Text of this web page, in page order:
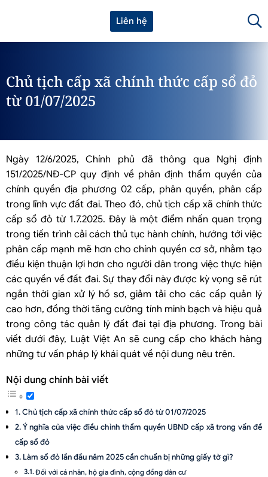
Liên hệ
Chủ tịch cấp xã chính thức cấp sổ đỏ
từ 01/07/2025
Ngày 12/6/2025, Chính phủ đã thông qua Nghị định
151/2025/NĐ-CP quy định về phân định thẩm quyền của
chính quyền địa phương 02 cấp, phân quyền, phân cấp
trong lĩnh vực đất đai. Theo đó, chủ tịch cấp xã chính thức
cấp sổ đỏ từ 1.7.2025. Đây là một điểm nhấn quan trọng
trong tiến trình cải cách thủ tục hành chính, hướng tới việc
phân cấp mạnh mẽ hơn cho chính quyền cơ sở, nhằm tạo
điều kiện thuận lợi hơn cho người dân trong việc thực hiện
các quyền về đất đai. Sự thay đổi này được kỳ vọng sẽ rút
ngắn thời gian xử lý hồ sơ, giảm tải cho các cấp quản lý
cao hơn, đồng thời tăng cường tính minh bạch và hiệu quả
trong công tác quản lý đất đai tại địa phương. Trong bài
viết dưới đây, Luật Việt An sẽ cung cấp cho khách hàng
những tư vấn pháp lý khái quát về nội dung nêu trên.
Nội dung chính bài viết
Chủ tịch cấp xã chính thức cấp sổ đỏ từ 01/07/2025
Ý nghĩa của việc điều chỉnh thẩm quyền UBND cấp xã trong vấn đề
cấp sổ đỏ
Làm sổ đỏ lần đầu năm 2025 cần chuẩn bị những giấy tờ gì?
Đối với cá nhân, hộ gia đình, cộng đồng dân cư